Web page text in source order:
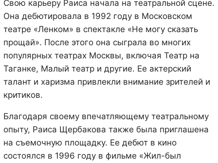
Свою карьеру Раиса начала на театральной сцене.
Она дебютировала в 1992 году в Московском
театре «Ленком» в спектакле «Не могу сказать
прощай». После этого она сыграла во многих
популярных театрах Москвы, включая Театр на
Таганке, Малый театр и другие. Ее актерский
талант и харизма привлекли внимание зрителей и
критиков.
Благодаря своему впечатляющему театральному
опыту, Раиса Щербакова также была приглашена
на съемочную площадку. Ее дебют в кино
состоялся в 1996 году в фильме «Жил-был